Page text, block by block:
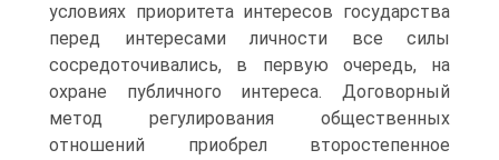
условиях приоритета интересов государства
перед интересами личности все силы
сосредоточивались, в первую очередь, на
охране публичного интереса. Договорный
метод регулирования общественных
отношений приобрел второстепенное